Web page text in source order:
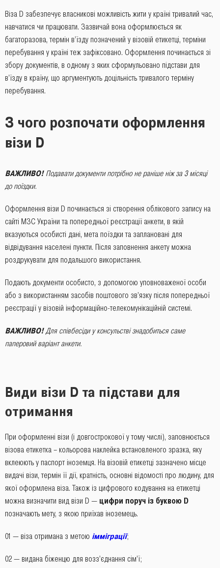
Віза D забезпечує власникові можливість жити у країні тривалий час,
навчатися чи працювати. Зазвичай вона оформлюється як
багаторазова, термін в’їзду позначений у візовій етикетці, терміни
перебування у країні теж зафіксовано. Оформлення починається зі
збору документів, в одному з яких сформульовано підстави для
в’їзду в країну, що аргументують доцільність тривалого терміну
перебування.
З чого розпочати оформлення
візи D
ВАЖЛИВО!Подавати документи потрібно не раніше ніж за 3 місяці
до поїздки.
Оформлення візи D починається зі створення облікового запису на
сайті МЗС України та попередньої реєстрації анкети, в якій
вказуються особисті дані, мета поїздки та заплановані для
відвідування населені пункти. Після заповнення анкету можна
роздрукувати для подальшого використання.
Подають документи особисто, з допомогою уповноваженої особи
або з використанням засобів поштового зв’язку після попередньої
реєстрації у візовій інформаційно-телекомунікаційній системі.
ВАЖЛИВО!Для співбесіди у консульстві знадобиться саме
паперовий варіант анкети.
Види візи D та підстави для
отримання
При оформленні візи (і довгострокової у тому числі), заповнюється
візова етикетка – кольорова наклейка встановленого зразка, яку
вклеюють у паспорт іноземця. На візовій етикетці зазначено місце
видачі візи, термін її дії, кратність, основні відомості про людину, для
якої оформлена віза. Також із цифрового кодування на етикетці
можна визначити вид візи D ― цифри поруч із буквою D
позначають мету, з якою приїхав іноземець.
01 ― віза отримана з метою імміграції;
02 ― видана біженцю для возз’єднання сім’ї;